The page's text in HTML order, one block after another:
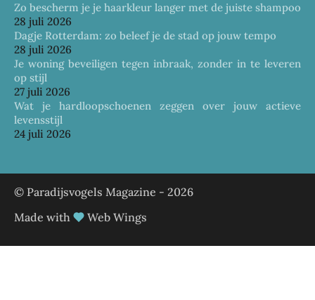
Zo bescherm je je haarkleur langer met de juiste shampoo
28 juli 2026
Dagje Rotterdam: zo beleef je de stad op jouw tempo
28 juli 2026
Je woning beveiligen tegen inbraak, zonder in te leveren
op stijl
27 juli 2026
Wat je hardloopschoenen zeggen over jouw actieve
levensstijl
24 juli 2026
© Paradijsvogels Magazine - 2026
Made with
Web Wings